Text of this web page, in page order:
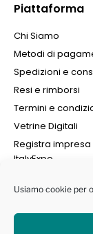
Usiamo cookie per
Piattaforma
Chi Siamo
Metodi di
Spedizioni e
Resi e rimborsi
Termini e
Vetrine Digitali
Registra impresa
ItalyExpo